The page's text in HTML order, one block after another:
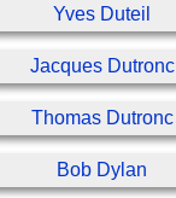
Yves Duteil
Jacques Dutronc
Thomas Dutronc
Bob Dylan